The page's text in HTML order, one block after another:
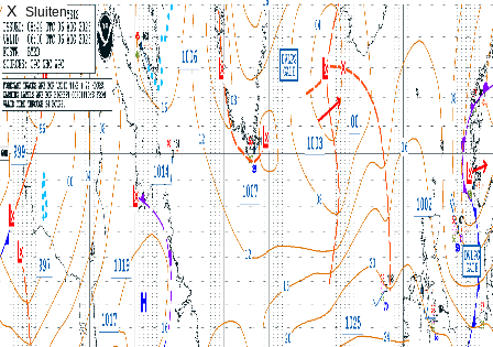
X Sluiten